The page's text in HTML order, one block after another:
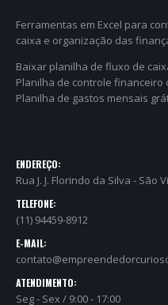
Ferramentas em Excel para
caixa e organização das
Baixar planilha de fluxo de
Planilha de controle financeiro
Planilha de gastos mensais
ENDEREÇO:
Rua J. J. Florindo da Silva - São
TELEFONE:
(11) 94459-8912
E-MAIL:
ATENDIMENTO:
Seg - Sex / 9:00 - 17:00